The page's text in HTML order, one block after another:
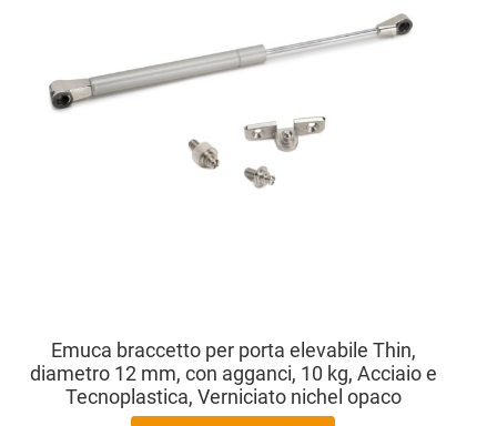
Emuca braccetto per porta elevabile Thin,
diametro 12 mm, con agganci, 10 kg, Acciaio e
Tecnoplastica, Verniciato nichel opaco